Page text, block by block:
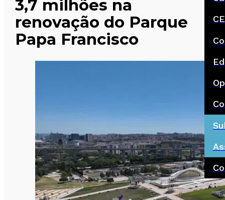
3,7 milhões na
renovação do Parque
Papa Francisco